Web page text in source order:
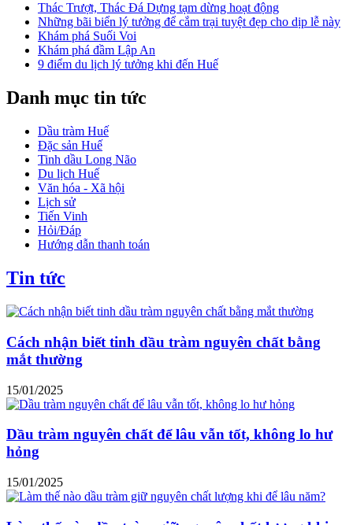
Thác Trượt, Thác Đá Dựng tạm dừng hoạt động
Những bãi biển lý tưởng để cắm trại tuyệt đẹp cho dịp lễ này
Khám phá Suối Voi
Khám phá đầm Lập An
9 điểm du lịch lý tưởng khi đến Huế
Danh mục tin tức
Dầu tràm Huế
Đặc sản Huế
Tinh dầu Long Não
Du lịch Huế
Văn hóa - Xã hội
Lịch sử
Tiến Vinh
Hỏi/Đáp
Hướng dẫn thanh toán
Tin tức
Cách nhận biết tinh dầu tràm nguyên chất bằng
mắt thường
15/01/2025
Dầu tràm nguyên chất để lâu vẫn tốt, không lo hư
hỏng
15/01/2025